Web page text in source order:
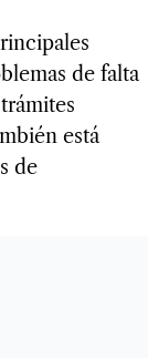
de falta
está
de